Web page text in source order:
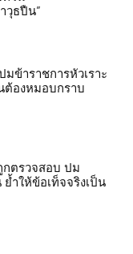
วุธปืน”
ข้าราชการหัวเราะ
ต้องหมอบกราบ
กตรวจสอบ ปม
ำให้ข้อเท็จจริงเป็น